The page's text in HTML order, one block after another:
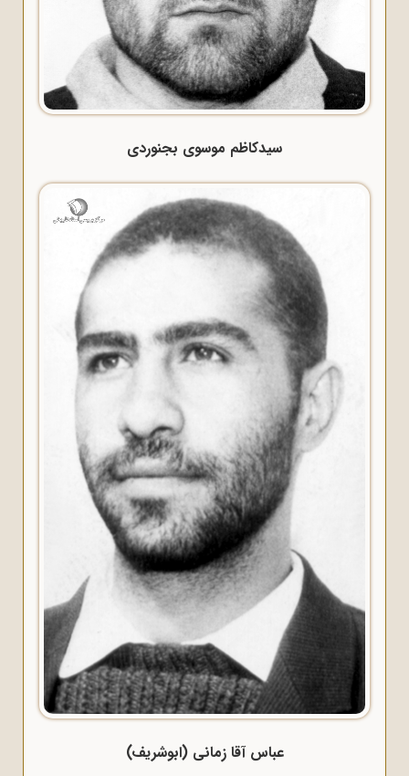
سیدکاظم موسوی بجنوردی
عباس آقا زمانی (ابوشریف)